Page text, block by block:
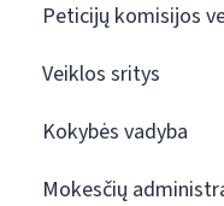
Peticijų komisijos
Veiklos sritys
Kokybės vadyba
Mokesčių